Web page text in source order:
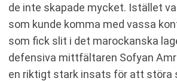
de inte skapade mycket. Istället
som kunde komma med vassa
som fick slit i det marockanska
defensiva mittfältaren Sofyan
en riktigt stark insats för att störa